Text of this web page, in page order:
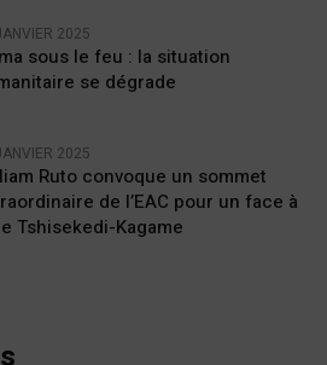
2025
sous le feu : la situation
se dégrade
2025
Ruto convoque un sommet
de l’EAC pour un face à
Tshisekedi-Kagame